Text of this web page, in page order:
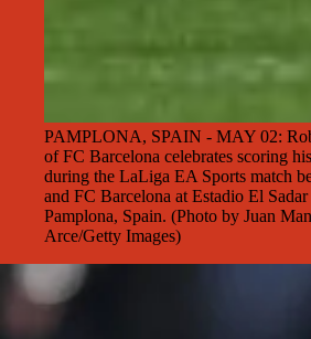
PAMPLONA, SPAIN - MAY 02:
of FC Barcelona celebrates scoring
during the LaLiga EA Sports match
and FC Barcelona at Estadio El
Pamplona, Spain. (Photo by Juan
Arce/Getty Images)